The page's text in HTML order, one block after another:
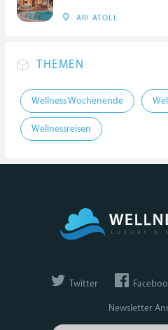
ARI ATOLL
THEMEN
Wellness Wochenende
Wellnessreisen
Twitter
Newsletter